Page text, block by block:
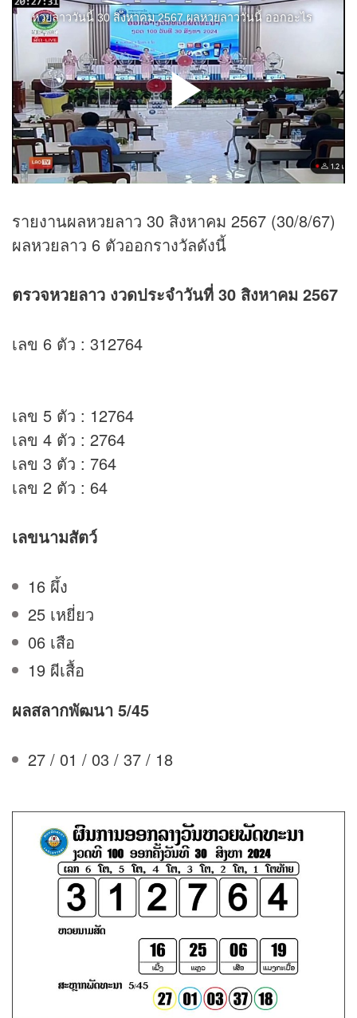
รายงานผลหวยลาว 30 สิงหาคม 2567 (30/8/67)
ผลหวยลาว 6 ตัวออกรางวัลดังนี้
ตรวจหวยลาว งวดประจำวันที่ 30 สิงหาคม 2567
เลข 6 ตัว : 312764
เลข 5 ตัว : 12764
เลข 4 ตัว : 2764
เลข 3 ตัว : 764
เลข 2 ตัว : 64
เลขนามสัตว์
16 ผึ้ง
25 เหยี่ยว
06 เสือ
19 ผีเสื้อ
ผลสลากพัฒนา 5/45
27 / 01 / 03 / 37 / 18